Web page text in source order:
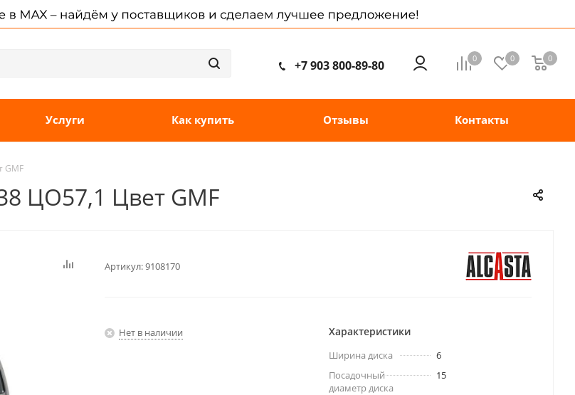
0 0 0
+7 903 800-89-80
Услуги Как купить Отзывы Контакты
GMF
ЦО57,1 Цвет GMF
Артикул:9108170
Нет в наличии Характеристики
Ширина диска
6
Посадочный
диаметр диска
15